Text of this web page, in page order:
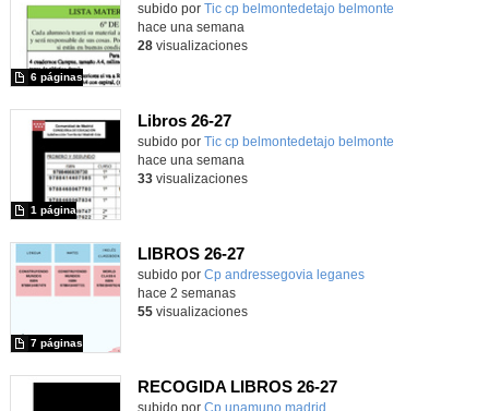
subido por Tic cp belmontedetajo belmonte
6 páginas
hace una semana
28visualizaciones
Libros 26-27
Contenido educativo.
subido por Tic cp belmontedetajo belmonte
1 página
hace una semana
33visualizaciones
LIBROS 26-27
Contenido educativo.
subido por Cp andressegovia leganes
7 páginas
-
hace 2 semanas
55visualizaciones
RECOGIDA LIBROS 26-27
Contenido educativo.
subido por Cp unamuno madrid